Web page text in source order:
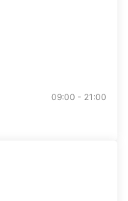
09:00 - 21:00